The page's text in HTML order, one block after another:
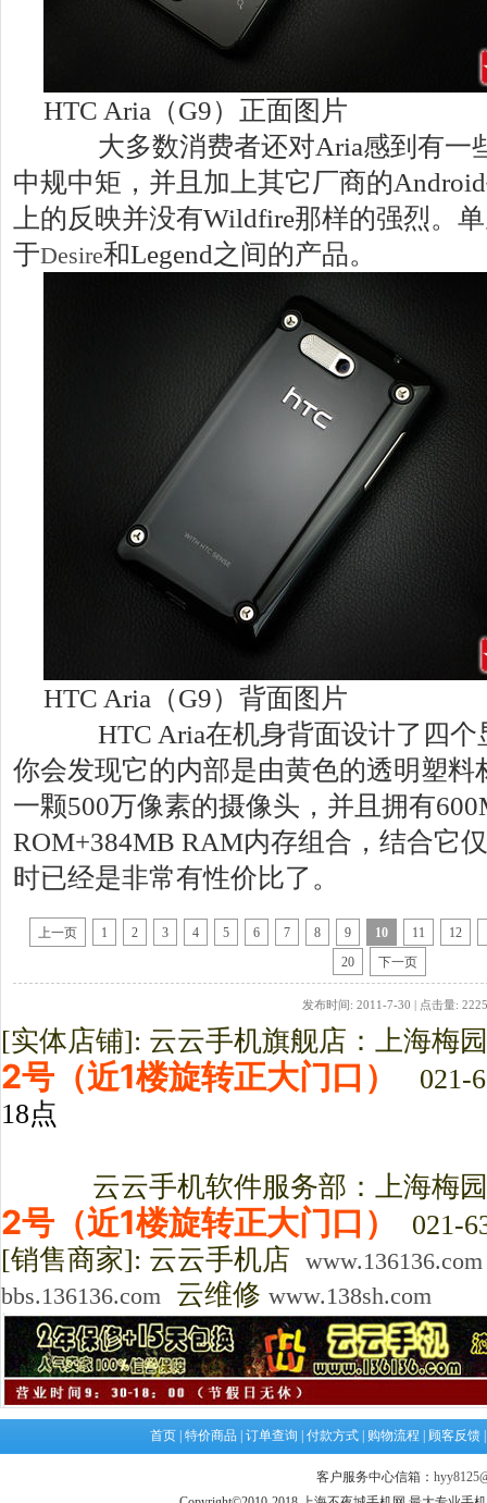
HTC Aria（G9）正面图片
大多数消费者还对Aria感到有一
中规中矩，并且加上其它厂商的
上的反映并没有Wildfire那样的强烈。
于Desire和Legend之间的产品。
HTC Aria（G9）背面图片
HTC Aria在机身背面设计了四个
你会发现它的内部是由黄色的透明塑
一颗500万像素的摄像头，并且拥有
ROM+384MB RAM内存组合，结合它
时已经是非常有性价比了。
上一页 1 2 3 4 5 6 7 8 9 10 11 12
20
下一页
发布时间: 2011-7-30 | 点击量:
[实体店铺]: 云云手机旗舰店：上海梅
2号（近1楼旋转正大门口）
021-
18点
云云手机软件服务部：上海梅园
2号（近1楼旋转正大门口）
021-
[销售商家]: 云云手机店 www.136136.com
bbs.136136.com 云维修 www.138sh.com
首页 特价商品 订单查询 付款方式 购物流程 顾客反馈
客户服务中心信箱：